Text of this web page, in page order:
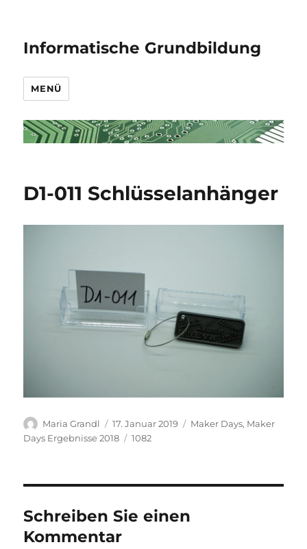
Informatische Grundbildung
MENÜ
D1-011 Schlüsselanhänger
Autor
Maria Grandl
Veröffentlicht
am
17. Januar 2019 Kategorien
Maker Days, Maker
Days Ergebnisse 2018
Schlagwörter
1082
Schreiben Sie einen
Kommentar